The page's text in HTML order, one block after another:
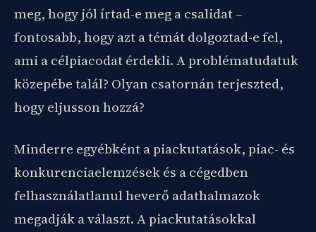
meg, hogy jól írtad-e meg a csalidat –
fontosabb, hogy azt a témát dolgoztad-e fel,
ami a célpiacodat érdekli. A problématudatuk
közepébe talál? Olyan csatornán terjeszted,
hogy eljusson hozzá?
Minderre egyébként a piackutatások, piac- és
konkurenciaelemzések és a cégedben
felhasználatlanul heverő adathalmazok
megadják a választ. A piackutatásokkal